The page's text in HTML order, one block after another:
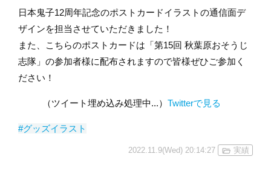
日本鬼子12周年記念のポストカードイラストの通信面デ
ザインを担当させていただきました！
また、こちらのポストカードは「第15回 秋葉原おそうじ
志隊」の参加者様に配布されますので皆様ぜひご参加く
ださい！
（ツイート埋め込み処理中...） Twitterで見る
#グッズイラスト
2022.11.9(Wed) 20:14:27 実績